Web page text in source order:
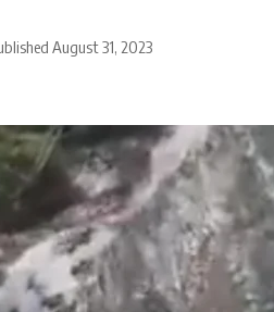
August 31, 2023